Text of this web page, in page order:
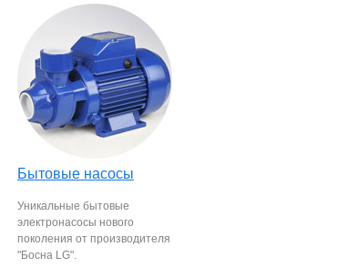
Бытовые насосы
Уникальные бытовые
электронасосы нового
поколения от производителя
"Босна LG".